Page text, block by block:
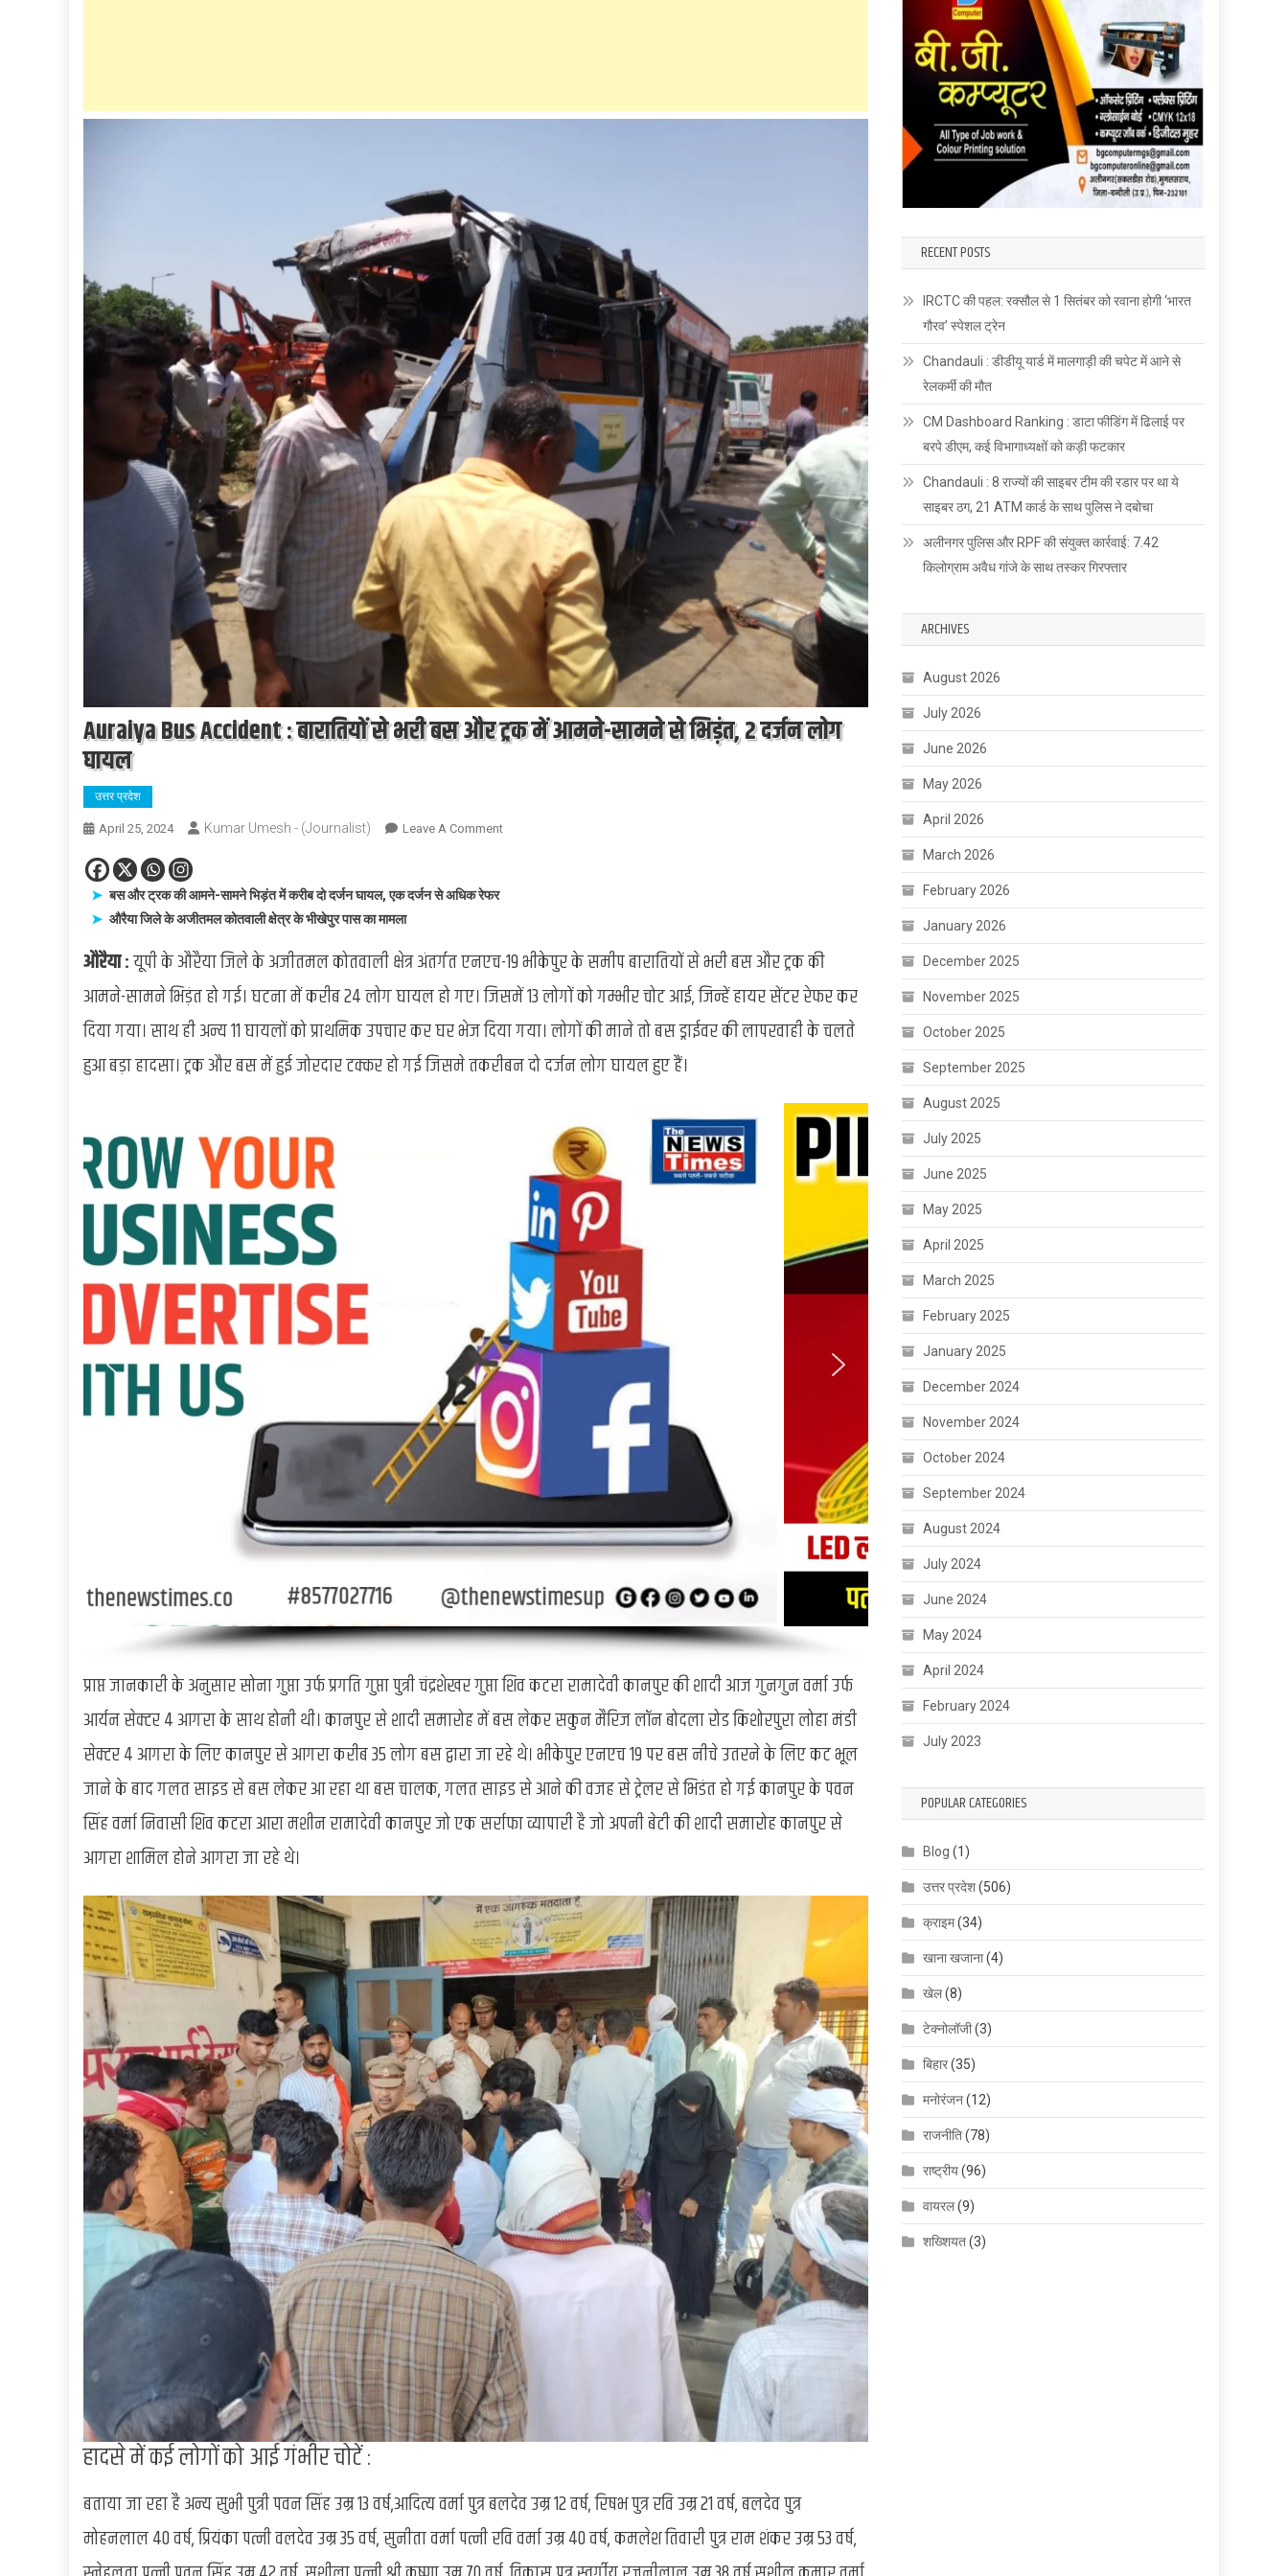
Auraiya Bus Accident : बारातियों से भरी बस और ट्रक में आमने-सामने से भिड़ंत, 2 दर्जन लोग
घायल
उत्तर प्रदेश
April 25, 2024 Kumar Umesh - (Journalist) Leave A CommentOn
से
बस
और
में
घायल
बस और ट्रक की आमने-सामने भिड़ंत में करीब दो दर्जन घायल, एक दर्जन से अधिक रेफर
औरैया जिले के अजीतमल कोतवाली क्षेत्र के भीखेपुर पास का मामला
औरैया :यूपी के औरैया जिले के अजीतमल कोतवाली क्षेत्र अंतर्गत एनएच-19 भीकेपुर के समीप बारातियों से भरी बस और ट्रक की
आमने-सामने भिड़ंत हो गई। घटना में करीब 24 लोग घायल हो गए। जिसमें 13 लोगों को गम्भीर चोट आई, जिन्हें हायर सेंटर रेफर कर
दिया गया। साथ ही अन्य 11 घायलों को प्राथमिक उपचार कर घर भेज दिया गया। लोगों की माने तो बस ड्राईवर की लापरवाही के चलते
हुआ बड़ा हादसा। ट्रक और बस में हुई जोरदार टक्कर हो गई जिसमे तकरीबन दो दर्जन लोग घायल हुए हैं।
प्राप्त जानकारी के अनुसार सोना गुप्ता उर्फ प्रगति गुप्ता पुत्री चंद्रशेखर गुप्ता शिव कटरा रामादेवी कानपुर की शादी आज गुनगुन वर्मा उर्फ
आर्यन सेक्टर 4 आगरा के साथ होनी थी। कानपुर से शादी समारोह में बस लेकर सकुन मैरिज लॉन बोदला रोड किशोरपुरा लोहा मंडी
सेक्टर 4 आगरा के लिए कानपुर से आगरा करीब 35 लोग बस द्वारा जा रहे थे। भीकेपुर एनएच 19 पर बस नीचे उतरने के लिए कट भूल
जाने के बाद गलत साइड से बस लेकर आ रहा था बस चालक, गलत साइड से आने की वजह से ट्रेलर से भिडंत हो गई कानपुर के पवन
सिंह वर्मा निवासी शिव कटरा आरा मशीन रामादेवी कानपुर जो एक सर्राफा व्यापारी है जो अपनी बेटी की शादी समारोह कानपुर से
आगरा शामिल होने आगरा जा रहे थे।
हादसे में कई लोगों को आई गंभीर चोटें :
बताया जा रहा है अन्य सुभी पुत्री पवन सिंह उम्र 13 वर्ष,आदित्य वर्मा पुत्र बलदेव उम्र 12 वर्ष, रिषभ पुत्र रवि उम्र 21 वर्ष, बलदेव पुत्र
मोहनलाल 40 वर्ष, प्रियंका पत्नी वलदेव उम्र 35 वर्ष, सुनीता वर्मा पत्नी रवि वर्मा उम्र 40 वर्ष, कमलेश तिवारी पुत्र राम शंकर उम्र 53 वर्ष,
RECENT POSTS
IRCTC की पहल: रक्सौल से 1 सितंबर को रवाना होगी ‘भारत
गौरव’ स्पेशल ट्रेन
Chandauli : डीडीयू यार्ड में मालगाड़ी की चपेट में आने से
रेलकर्मी की मौत
CM Dashboard Ranking : डाटा फीडिंग में ढिलाई पर
बरपे डीएम, कई विभागाध्यक्षों को कड़ी फटकार
Chandauli : 8 राज्यों की साइबर टीम की रडार पर था ये
साइबर ठग, 21 ATM कार्ड के साथ पुलिस ने दबोचा
अलीनगर पुलिस और RPF की संयुक्त कार्रवाई: 7.42
किलोग्राम अवैध गांजे के साथ तस्कर गिरफ्तार
ARCHIVES
August 2026
July 2026
June 2026
May 2026
April 2026
March 2026
February 2026
January 2026
December 2025
November 2025
October 2025
September 2025
August 2025
July 2025
June 2025
May 2025
April 2025
March 2025
February 2025
January 2025
December 2024
November 2024
October 2024
September 2024
August 2024
July 2024
June 2024
May 2024
April 2024
February 2024
July 2023
POPULAR CATEGORIES
Blog (1)
उत्तर प्रदेश(506)
क्राइम(34)
खाना खजाना(4)
खेल(8)
टेक्नोलॉजी(3)
बिहार(35)
मनोरंजन(12)
राजनीति(78)
राष्ट्रीय(96)
वायरल(9)
शख्शियत(3)